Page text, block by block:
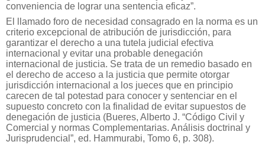
conveniencia de lograr una sentencia eficaz”.
El llamado foro de necesidad consagrado en la norma es un
criterio excepcional de atribución de jurisdicción, para
garantizar el derecho a una tutela judicial efectiva
internacional y evitar una probable denegación
internacional de justicia. Se trata de un remedio basado en
el derecho de acceso a la justicia que permite otorgar
jurisdicción internacional a los jueces que en principio
carecen de tal potestad para conocer y sentenciar en el
supuesto concreto con la finalidad de evitar supuestos de
denegación de justicia (Bueres, Alberto J. “Código Civil y
Comercial y normas Complementarias. Análisis doctrinal y
Jurisprudencial”, ed. Hammurabi, Tomo 6, p. 308).